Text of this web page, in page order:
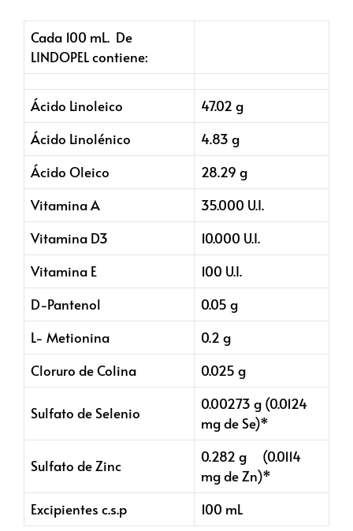
Cada 100 mL. De
LINDOPEL contiene:
Ácido Linoleico
47.02 g
Ácido Linolénico
4.83 g
Ácido Oleico
28.29 g
Vitamina A
35.000 U.I.
Vitamina D3
10.000 U.I.
Vitamina E
100 U.I.
D-Pantenol
0.05 g
L- Metionina
0.2 g
Cloruro de Colina
0.025 g
Sulfato de Selenio
0.00273 g (0.0124
mg de Se)*
Sulfato de Zinc
0.282 g (0.0114
mg de Zn)*
Excipientes c.s.p
100 mL